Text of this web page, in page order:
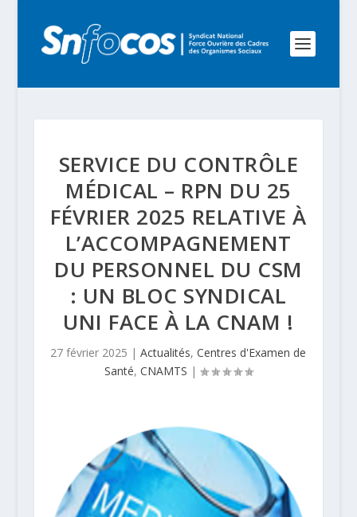
SERVICE DU CONTRÔLE
MÉDICAL – RPN DU 25
FÉVRIER 2025 RELATIVE À
L’ACCOMPAGNEMENT
DU PERSONNEL DU CSM
: UN BLOC SYNDICAL
UNI FACE À LA CNAM !
27 février 2025 |Actualités,Centres d'Examen de
Santé, CNAMTS |